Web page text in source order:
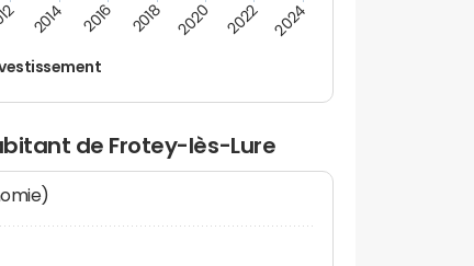
2014 2016 2018 2020 2022 2024
de Frotey-lès-Lure